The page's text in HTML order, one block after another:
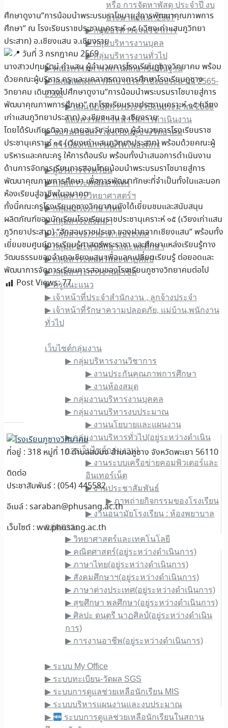
หรือ การจัดหาพัสดุ ประจําปี งบ
ประมาณ พ.ศ .2567
▶︎ กลุ่มบริหารงานวิชาการ
▶︎ กลุ่มบริหารงานบุคล
▶︎ กลุ่มบริหารงานทั่วไป
▶︎ คณะกรรมการสถานศึกษาขั้นพื้นฐาน
▶︎ แผนพัฒนาการศึกษาประจำปีงบประมาณ 2565-
2568
▶︎ แผนปฏิบัติการประจำปีงบประมาณ 2568
และความก้าวหน้าในการดำเนินงาน
▶︎ ชมรมศิษย์เก่าโรงเรียนภูซางวิทยาคม
▶︎ การป้องกันการทุจริตในองค์กร
ข้อมูลบุคลากร
▶︎ ผู้บริหารโรงเรียน
▶︎ กลุ่มสาระคณิตศาสตร์
▶︎ กลุ่มสาระวิทยาศาสตร์ฯ
▶︎ กลุ่มสาระภาษาไทย
▶︎ กลุ่มสาระสังคมฯ
▶︎ กลุ่มสาระภาษาต่างประเทศ
▶︎ กลุ่มสาระสุขศึกษาและพลศึกษา
▶︎ กลุ่มสาระดนตรีและนาฏศิลป์
▶︎ กลุ่มสาระการงานอาชีพ
▶︎ ครูแนะแนว
▶︎ เจ้าหน้าที่ประจำสำนักงาน , ลูกจ้างประจำ
▶︎ เจ้าหน้าที่รักษาความปลอดภัย, แม่บ้าน,พนักงาน
ทั่วไป
เว็บไซต์กลุ่มงาน
▶︎ กลุ่มบริหารงานวิชาการ
▶︎ งานประกันคุณภาพการศึกษา
▶︎ งานห้องสมุด
▶︎ กลุ่มงานบริหารงานบุคคล
▶︎ กลุ่มงานบริหารงบประมาณ
▶︎ งานนโยบายและแผนงาน
▶︎ กลุ่มงานบริหารทั่วไป(อยู่ระหว่างดำเนิน
การเว็บไซต์กลุ่มงาน)
▶︎ งานระบบเครือข่ายคอมพิวเตอร์และ
อินเทอร์เน็ต
▶︎ งานประชาสัมพันธ์
▶︎ ภาพถ่ายกิจกรรมของโรงเรียน
▶︎ งานอนามัยโรงเรียน : ห้องพยาบาล
กลุ่มสาระ
▶︎ วิทยาศาสตร์และเทคโนโลยี
▶︎ คณิตศาสตร์(อยู่ระหว่างดำเนินการ)
▶︎ ภาษาไทย(อยู่ระหว่างดำเนินการ)
▶︎ สังคมศึกษาฯ(อยู่ระหว่างดำเนินการ)
▶︎ ภาษาต่างประเทศ(อยู่ระหว่างดำเนินการ)
▶︎ สุขศึกษา พลศึกษา(อยู่ระหว่างดำเนินการ)
▶︎ ศิลปะ ดนตรี นาฏศิลป์(อยู่ระหว่างดำเนิน
การ)
▶︎ การงานอาชีพ(อยู่ระหว่างดำเนินการ)
▶︎ ระบบ My Office
▶︎ ระบบทะเบียน-วัดผล SGS
▶︎ ระบบการดูแลช่วยเหลือนักเรียน MIS
▶︎ ระบบบริหารแผนงานและงบประมาณ
▶︎
ระบบการดูแลช่วยเหลือนักเรียนในสถาน
ศึกษาดูงาน”การน้อมนำพระบรมราโชบายสู่การพัฒนาคุณภาพการ
ศึกษา” ณ โรงเรียนราชประชานุเคราะห์ ๑๕ (เวียงเก่าแสนภูวิทยา
ประสาท) อ.เชียงแสน จ.เชียงราย
วันที่​ 3 กรกฎาคม​ 2569
นางสาว​ปทุม​รัตน์​ คำ​แสน​ ผู้​อำนวยการ​โรงเรียน​ภูซาง​วิทยาคม​ พร้อม
ด้วย​คณะ​ผู้บริหาร​ ครู​ และ​บุคลากร​ทาง​การศึกษา​โรง​เรียนภูซาง​
วิทยาคม​ เดินทาง​ไป​ศึกษา​ดูงาน​”การน้อมนำพระบรมราโชบายสู่การ
พัฒนาคุณภาพการศึกษา” ณ โรงเรียนราชประชานุเคราะห์ ๑๕ (เวียง
เก่าแสนภูวิทยาประสาท) อ.เชียงแสน จ.เชียงราย​
โดยได้รับ​เกียรติ​จาก​ นาย​อนวัช อุ่นกอง​ ผู้​อำนวยการ​โรงเรียนราช
ประชานุเคราะห์ ๑๕ (เวียงเก่าแสนภูวิทยาประสาท) พร้อมด้วย​คณะ​ผู้
บริหาร​และ​คณะ​ครู​ ให้การ​ต้อนรับ​ พร้อมทั้งนำเสนอการดำเนินงาน
ด้านการจัดการเรียน​การสอนโดยน้อมนำ​พระบรมราโชบายสู่การ
พัฒนาคุณภาพการศึกษา​ เพื่อ​การพัฒนา​ทักษะ​ที่จำเป็น​ทั้งในและนอก
ห้องเรียนสู่อาชีพ​ในอนาคต​
ทั้งนี้คณะครูโรงเรียน​ภูซาง​วิทยาคม​ยังได้เยี่ยมชมและสนับสนุน​
ผลิตภัณฑ์​ของนักเรียนโรงเรียนราชประชานุเคราะห์ ๑๕ (เวียงเก่าแสน
ภูวิทยาประสาท) “ฮักฮอมราชประชา​ ของฝากจากเชียงแสน” พร้อมทั้ง
เยี่ยมชม​ศูนย์​การเรียนรู้​ศาสตร์​พระราชา​ และศึกษา​แหล่งเรียนรู้​ทาง
วัฒนธรรม​ของอำเภอ​เชียงแสน​ เพื่อแลกเปลี่ยน​เรียนรู้​ ต่อยอดและ
พัฒนาการจัดการเรียนการสอนของโรงเรีย​น​ภูซาง​วิทยาคม​ต่อไป
Post Views:77
ที่อยู่ : 318 หมู่ที่ 10 ตำบลสบบง อำเภอภูซาง จังหวัดพะเยา 56110
ติดต่อ
ประชาสัมพันธ์ : (054) 445582
อีเมล์ : saraban@phusang.ac.th
เว็บไซต์ : ww.phusang.ac.th